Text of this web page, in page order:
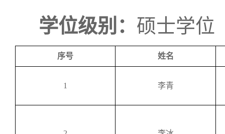
学位级别： 硕士学位
序号 姓名
1 李青